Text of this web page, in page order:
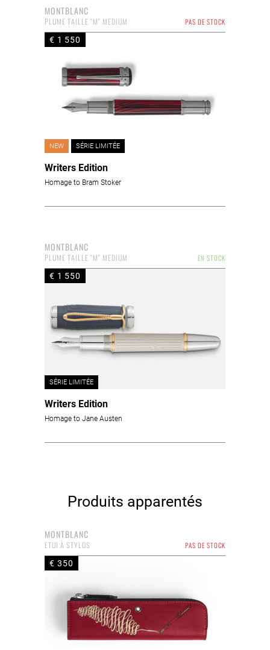
MONTBLANC
PAS DE STOCK
PLUME TAILLE "M" MEDIUM
€ 1 550
NEW SÉRIE LIMITÉE
Writers Edition
Homage to Bram Stoker
MONTBLANC
EN STOCK
PLUME TAILLE "M" MEDIUM
€ 1 550
SÉRIE LIMITÉE
Writers Edition
Homage to Jane Austen
Produits apparentés
MONTBLANC
PAS DE STOCK
ETUI À STYLOS
€ 350